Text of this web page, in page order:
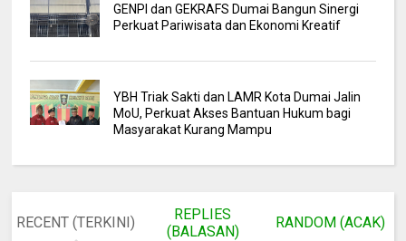
GENPI dan GEKRAFS Dumai Bangun Sinergi
Perkuat Pariwisata dan Ekonomi Kreatif
YBH Triak Sakti dan LAMR Kota Dumai Jalin
MoU, Perkuat Akses Bantuan Hukum bagi
Masyarakat Kurang Mampu
RECENT (TERKINI)
REPLIES
(BALASAN)
RANDOM (ACAK)